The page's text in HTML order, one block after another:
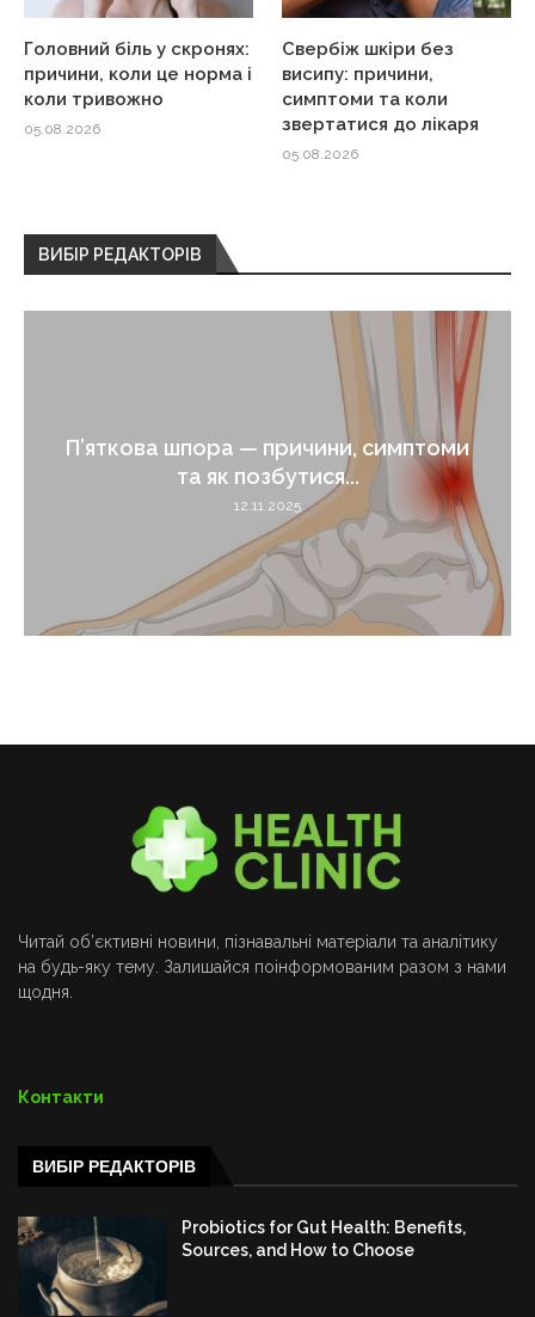
Головний біль у скронях:
причини, коли це норма і
коли тривожно
05.08.2026
Свербіж шкіри без
висипу: причини,
симптоми та коли
звертатися до лікаря
05.08.2026
ВИБІР РЕДАКТОРІВ
П’яткова шпора — причини, симптоми
та як позбутися...
12.11.2025
Читай об’єктивні новини, пізнавальні матеріали та аналітику
на будь-яку тему. Залишайся поінформованим разом з нами
щодня.
Контакти
ВИБІР РЕДАКТОРІВ
Probiotics for Gut Health: Benefits,
Sources, and How to Choose